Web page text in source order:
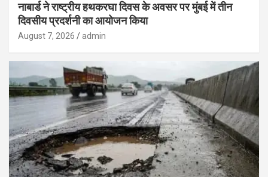
नाबार्ड ने राष्ट्रीय हथकरघा दिवस के अवसर पर मुंबई में तीन
दिवसीय प्रदर्शनी का आयोजन किया
August 7, 2026 admin